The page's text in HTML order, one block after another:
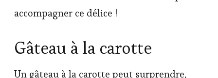
accompagner ce délice !
Gâteau à la carotte
Un gâteau à la carotte peut surprendre,